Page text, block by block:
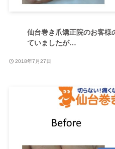
仙台巻き爪矯正院のお客様
ていましたが…
2018年7月27日